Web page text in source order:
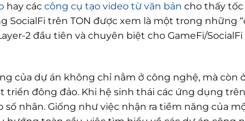
hay các công cụ tạo video từ văn bản cho thấy
SocialFi trên TON được xem là một trong những
2 đầu tiên và chuyên biệt cho GameFi/SocialFi
của dự án không chỉ nằm ở công nghệ, mà
triển đông đảo. Khi hệ sinh thái các ứng dụng
số nhân. Giống như việc nhận ra tiềm năng của